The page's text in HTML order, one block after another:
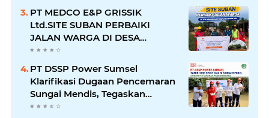
PT MEDCO E&P GRISSIK
Ltd.SITE SUBAN PERBAIKI
JALAN WARGA DI DESA
MACANG SAKTI KECAMATAN
PT DSSP Power Sumsel
Klarifikasi Dugaan Pencemaran
Sungai Mendis, Tegaskan
Operasional Sesuai Aturan